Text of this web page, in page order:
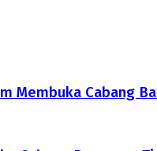
Membuka Cabang